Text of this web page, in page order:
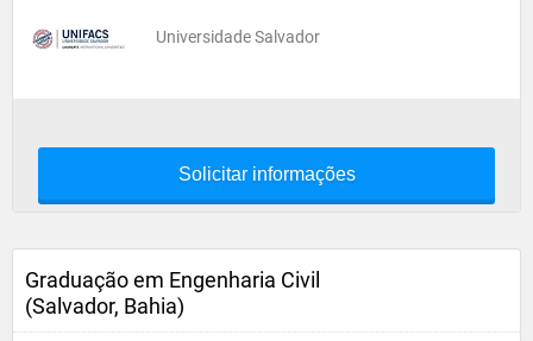
Universidade Salvador
Solicitar informações
Graduação em Engenharia Civil
(Salvador, Bahia)